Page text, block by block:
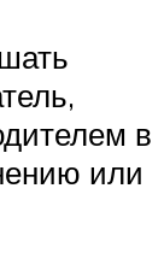
в
или